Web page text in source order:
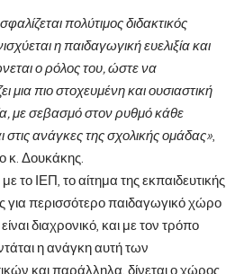
πολύτιμος διδακτικός
η παιδαγωγική ευελιξία και
ο ρόλος του, ώστε να
μια πιο στοχευμένη και ουσιαστική
με σεβασμό στον ρυθμό κάθε
στις ανάγκες της σχολικής ομάδας»
κ. Δουκάκης.
το ΙΕΠ, το αίτημα της εκπαιδευτικής
για περισσότερο παιδαγωγικό χώρο
διαχρονικό, και με τον τρόπο
η ανάγκη αυτή των
και παράλληλα, δίνεται ο χώρος